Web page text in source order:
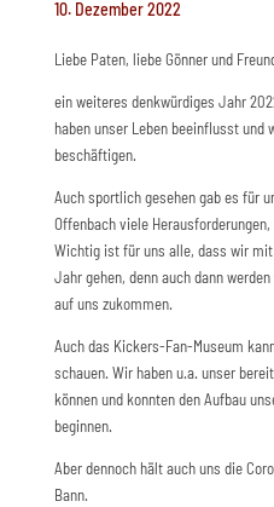
10. Dezember 2022
Liebe Paten, liebe Gönner und
ein weiteres denkwürdiges Jahr
haben unser Leben beeinflusst und
beschäftigen.
Auch sportlich gesehen gab es für
Offenbach viele
Wichtig ist für uns alle, dass wir
Jahr gehen, denn auch dann
auf uns zukommen.
Auch das Kickers-Fan-Museum
schauen. Wir haben u.a. unser
können und konnten den Aufbau
beginnen.
Aber dennoch hält auch uns die
Bann.